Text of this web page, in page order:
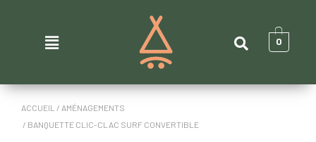
0
ACCUEIL / AMÉNAGEMENTS
/ BANQUETTE CLIC-CLAC SURF CONVERTIBLE